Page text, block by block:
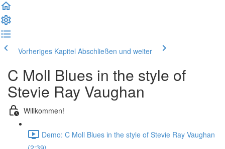
Vorheriges Kapitel Abschließen und weiter
C Moll Blues in the style of
Stevie Ray Vaughan
Willkommen!
Demo: C Moll Blues in the style of Stevie Ray Vaughan